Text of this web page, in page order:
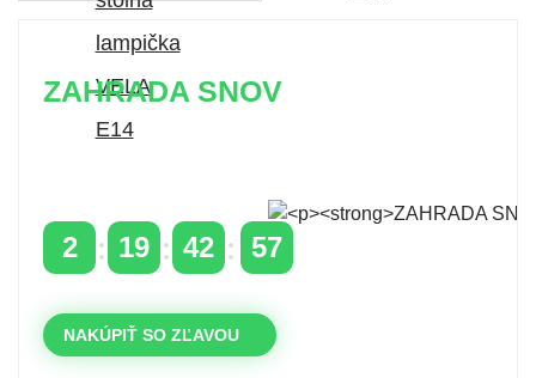
ZAHRADA SNOV
2 19 42 56
NAKÚPIŤ SO ZĽAVOU